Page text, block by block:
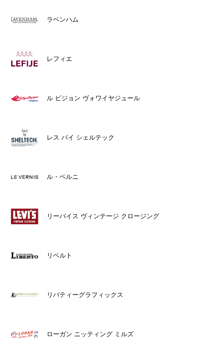
ラベンハム
レフィエ
ル ピジョン ヴォワイヤジュール
レス バイ シェルテック
ル・ベルニ
リーバイス ヴィンテージ クロージング
リベルト
リバティーグラフィックス
ローガン ニッティング ミルズ